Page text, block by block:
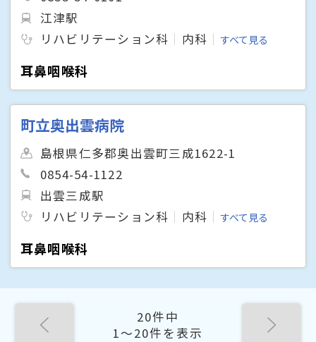
江津駅
リハビリテーション科
内科 すべて見る
耳鼻咽喉科
町立奥出雲病院
島根県仁多郡奥出雲町三成1622-1
0854-54-1122
出雲三成駅
リハビリテーション科
内科 すべて見る
耳鼻咽喉科
20件中
1〜20件を表示